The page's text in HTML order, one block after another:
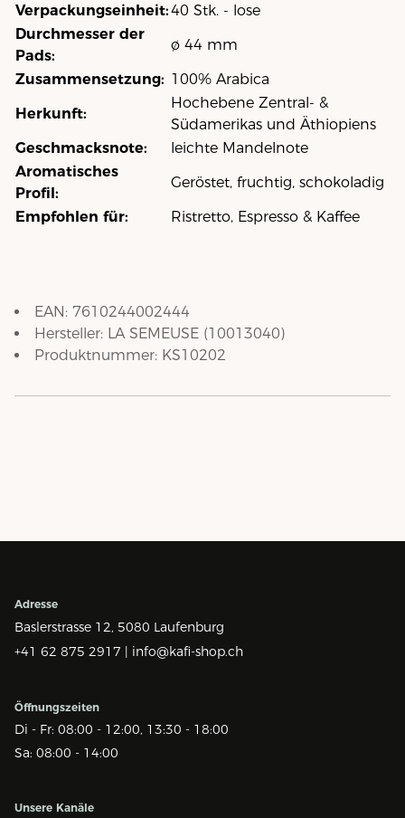
Verpackungseinheit:40 Stk. - lose
Durchmesser der
Pads:
ø 44 mm
Zusammensetzung: 100% Arabica
Herkunft:
Hochebene Zentral- &
Südamerikas und Äthiopiens
Geschmacksnote:
leichte Mandelnote
Aromatisches
Profil:
Geröstet, fruchtig, schokoladig
Empfohlen für:
Ristretto, Espresso & Kaffee
EAN: 7610244002444
Hersteller: LA SEMEUSE (10013040)
Produktnummer: KS10202
Adresse
Baslerstrasse 12, 5080 Laufenburg
+41 62 875 2917 | info@kafi-shop.ch
Öffnungszeiten
Di - Fr: 08:00 - 12:00, 13:30 - 18:00
Sa: 08:00 - 14:00
Unsere Kanäle